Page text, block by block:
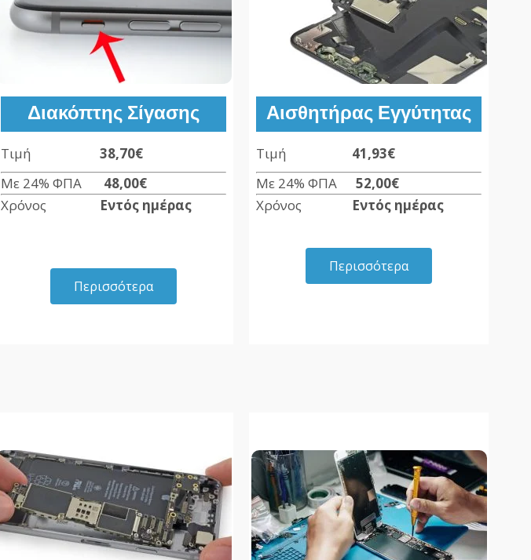
Διακόπτης Σίγασης
Τιμή 38,70€
Με 24% ΦΠΑ 48,00€
Χρόνος Εντός ημέρας
Περισσότερα
Αισθητήρας Εγγύτητας
Τιμή 41,93€
Με 24% ΦΠΑ 52,00€
Χρόνος Εντός ημέρας
Περισσότερα